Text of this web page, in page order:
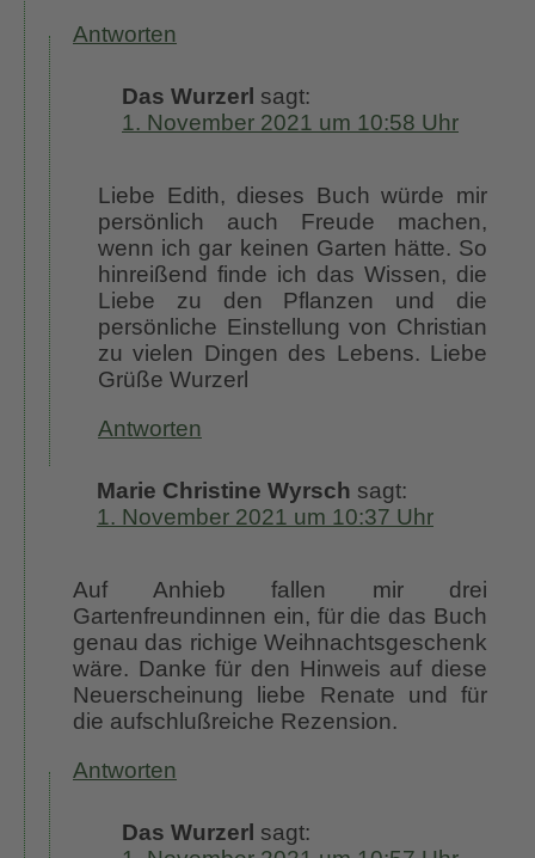
Antworten
Das Wurzerl sagt:
1. November 2021 um 10:58 Uhr
Liebe Edith, dieses Buch würde mir
persönlich auch Freude machen,
wenn ich gar keinen Garten hätte. So
hinreißend finde ich das Wissen, die
Liebe zu den Pflanzen und die
persönliche Einstellung von Christian
zu vielen Dingen des Lebens. Liebe
Grüße Wurzerl
Antworten
Marie Christine Wyrsch sagt:
1. November 2021 um 10:37 Uhr
Auf Anhieb fallen mir drei
Gartenfreundinnen ein, für die das Buch
genau das richige Weihnachtsgeschenk
wäre. Danke für den Hinweis auf diese
Neuerscheinung liebe Renate und für
die aufschlußreiche Rezension.
Antworten
Das Wurzerl sagt: